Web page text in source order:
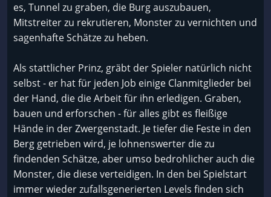
es, Tunnel zu graben, die Burg auszubauen,
Mitstreiter zu rekrutieren, Monster zu vernichten und
sagenhafte Schätze zu heben.
Als stattlicher Prinz, gräbt der Spieler natürlich nicht
selbst - er hat für jeden Job einige Clanmitglieder bei
der Hand, die die Arbeit für ihn erledigen. Graben,
bauen und erforschen - für alles gibt es fleißige
Hände in der Zwergenstadt. Je tiefer die Feste in den
Berg getrieben wird, je lohnenswerter die zu
findenden Schätze, aber umso bedrohlicher auch die
Monster, die diese verteidigen. In den bei Spielstart
immer wieder zufallsgenerierten Levels finden sich